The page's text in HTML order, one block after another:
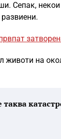
Сепак,
животи на
таква